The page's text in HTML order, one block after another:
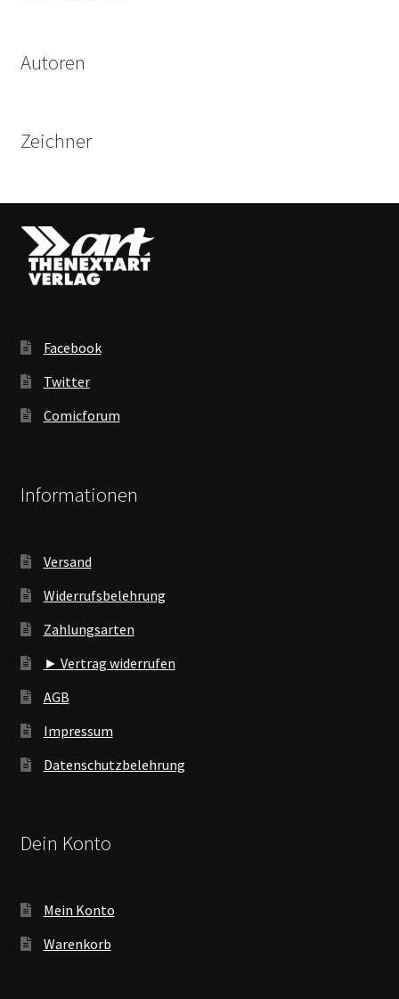
Autoren
Zeichner
Facebook
Twitter
Comicforum
Informationen
Versand
Widerrufsbelehrung
Zahlungsarten
► Vertrag widerrufen
AGB
Impressum
Datenschutzbelehrung
Dein Konto
Mein Konto
Warenkorb